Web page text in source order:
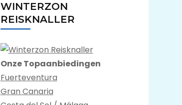
WINTERZON
REISKNALLER
Onze Topaanbiedingen
Fuerteventura
Gran Canaria